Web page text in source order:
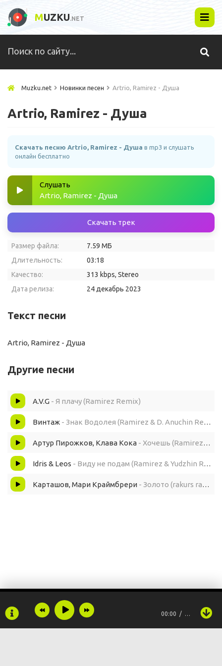
MUZKU.NET
Muzku.net Новинки песен Artrio, Ramirez - Душа
Artrio, Ramirez - Душа
Скачать песню Artrio, Ramirez - Душа в mp3 и слушать
онлайн бесплатно
Слушать
Artrio, Ramirez - Душа
Скачать трек
Размер файла:
7.59 МБ
Длительность:
03:18
Качество:
313 kbps, Stereo
Дата релиза:
24 декабрь 2023
Текст песни
Artrio, Ramirez - Душа
Другие песни
A.V.G - Я плачу (Ramirez Remix)
Винтаж - Знак Водолея (Ramirez & D. Anuchin Remix)
Артур Пирожков, Клава Кока - Хочешь (Ramirez, D. Anuchin Radio Edit)
Idris & Leos - Виду не подам (Ramirez & Yudzhin Remix)
Карташов, Мари Краймбрери - Золото (rakurs ramirez remix)
00:00